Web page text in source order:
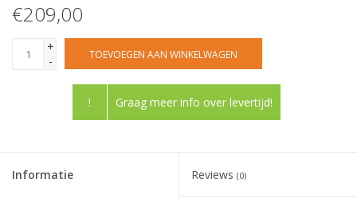
€209,00
+
-
TOEVOEGEN AAN WINKELWAGEN
! Graag meer info over levertijd!
Informatie Reviews (0)